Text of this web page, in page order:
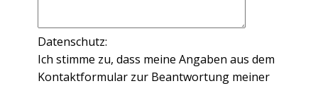
Datenschutz:
Ich stimme zu, dass meine Angaben aus dem
Kontaktformular zur Beantwortung meiner